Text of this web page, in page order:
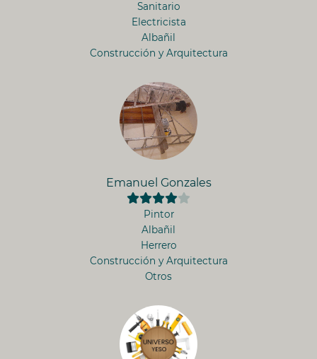
Sanitario
Electricista
Albañil
Construcción y Arquitectura
Emanuel Gonzales
Pintor
Albañil
Herrero
Construcción y Arquitectura
Otros